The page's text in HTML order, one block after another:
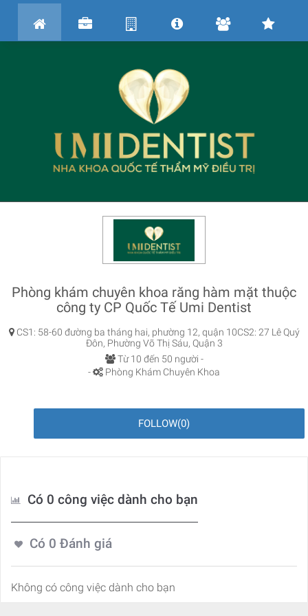
Phòng khám chuyên khoa răng hàm mặt thuộc
công ty CP Quốc Tế Umi Dentist
CS1: 58-60 đường ba tháng hai, phường 12, quận 10CS2: 27 Lê Quý
Đôn, Phường Võ Thị Sáu, Quận 3
Từ 10 đến 50 người -
-
Phòng Khám Chuyên Khoa
FOLLOW(0)
Có 0 công việc dành cho bạn
Có 0 Đánh giá
Không có công việc dành cho bạn